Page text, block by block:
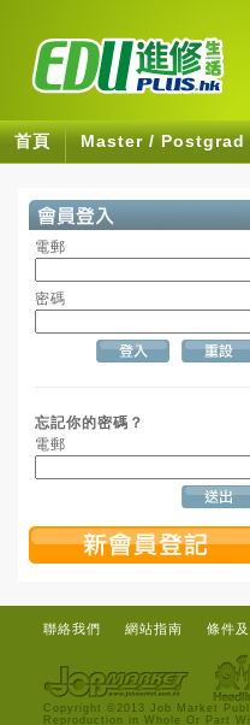
首頁 Master / Postgrad
電郵
密碼
忘記你的密碼？
電郵
聯絡我們 網站指南 條件
Copyright ©2013 Job Market
Reproduction in Whole Or Part